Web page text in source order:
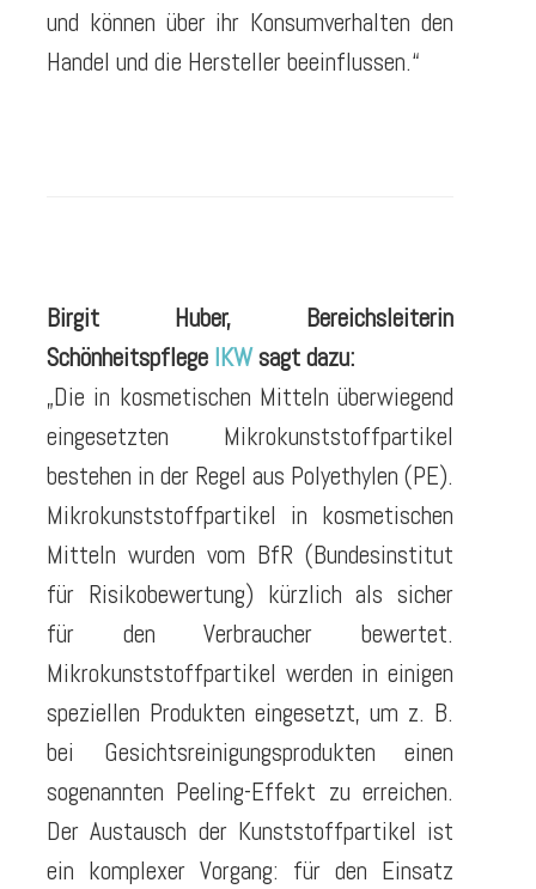
und können über ihr Konsumverhalten den
Handel und die Hersteller beeinflussen.“
Birgit Huber, Bereichsleiterin
Schönheitspflege IKWsagt dazu:
„Die in kosmetischen Mitteln überwiegend
eingesetzten Mikrokunststoffpartikel
bestehen in der Regel aus Polyethylen (PE).
Mikrokunststoffpartikel in kosmetischen
Mitteln wurden vom BfR (Bundesinstitut
für Risikobewertung) kürzlich als sicher
für den Verbraucher bewertet.
Mikrokunststoffpartikel werden in einigen
speziellen Produkten eingesetzt, um z. B.
bei Gesichtsreinigungsprodukten einen
sogenannten Peeling-Effekt zu erreichen.
Der Austausch der Kunststoffpartikel ist
ein komplexer Vorgang: für den Einsatz